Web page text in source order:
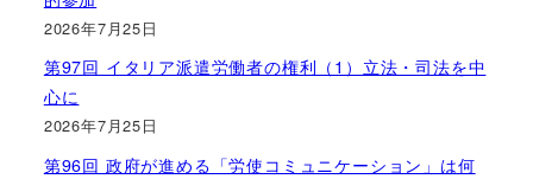
2026年7月25日
第97回 イタリア派遣労働者の権利（1）立法・司法を中
心に
2026年7月25日
第96回 政府が進める「労使コミュニケーション」は何